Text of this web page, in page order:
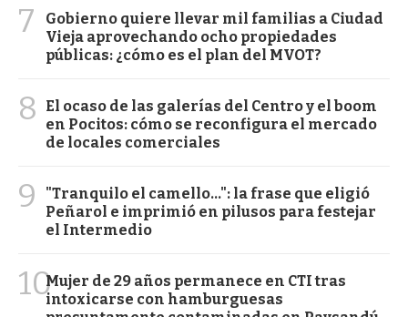
7
Gobierno quiere llevar mil familias a Ciudad
Vieja aprovechando ocho propiedades
públicas: ¿cómo es el plan del MVOT?
8
El ocaso de las galerías del Centro y el boom
en Pocitos: cómo se reconfigura el mercado
de locales comerciales
9
"Tranquilo el camello...": la frase que eligió
Peñarol e imprimió en pilusos para festejar
el Intermedio
10Mujer de 29 años permanece en CTI tras
intoxicarse con hamburguesas